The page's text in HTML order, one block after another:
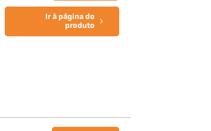
Ir à página do
produto